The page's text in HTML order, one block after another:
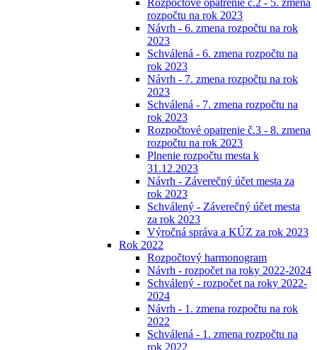
Rozpočtové opatrenie č.2 - 5. zmena
rozpočtu na rok 2023
Návrh - 6. zmena rozpočtu na rok
2023
Schválená - 6. zmena rozpočtu na
rok 2023
Návrh - 7. zmena rozpočtu na rok
2023
Schválená - 7. zmena rozpočtu na
rok 2023
Rozpočtové opatrenie č.3 - 8. zmena
rozpočtu na rok 2023
Plnenie rozpočtu mesta k
31.12.2023
Návrh - Záverečný účet mesta za
rok 2023
Schválený - Záverečný účet mesta
za rok 2023
Výročná správa a KÚZ za rok 2023
Rok 2022
Rozpočtový harmonogram
Návrh - rozpočet na roky 2022-2024
Schválený - rozpočet na roky 2022-
2024
Návrh - 1. zmena rozpočtu na rok
2022
Schválená - 1. zmena rozpočtu na
rok 2022